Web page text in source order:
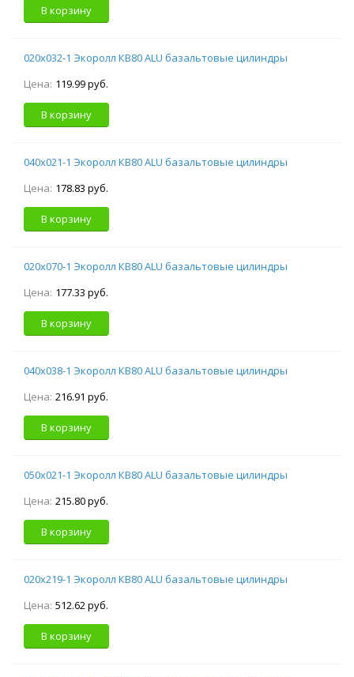
В корзину
020х032-1 Экоролл КВ80 ALU базальтовые цилиндры
Цена: 119.99 руб.
В корзину
040х021-1 Экоролл КВ80 ALU базальтовые цилиндры
Цена: 178.83 руб.
В корзину
020х070-1 Экоролл КВ80 ALU базальтовые цилиндры
Цена: 177.33 руб.
В корзину
040х038-1 Экоролл КВ80 ALU базальтовые цилиндры
Цена: 216.91 руб.
В корзину
050х021-1 Экоролл КВ80 ALU базальтовые цилиндры
Цена: 215.80 руб.
В корзину
020х219-1 Экоролл КВ80 ALU базальтовые цилиндры
Цена: 512.62 руб.
В корзину